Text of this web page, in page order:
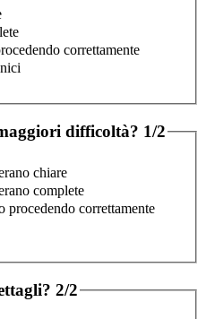
correttamente
difficoltà? 1/2
chiare
complete
procedendo correttamente
2/2